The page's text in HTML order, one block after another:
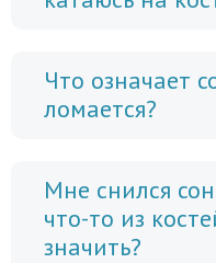
Что означает
ломается?
Мне снился
что-то из
значить?